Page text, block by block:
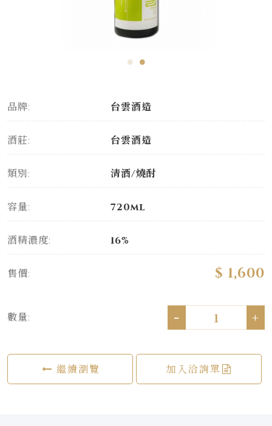
品牌: 台雲酒造
酒莊: 台雲酒造
類別: 清酒/燒酎
容量: 720ml
酒精濃度: 16%
售價: $ 1,600
數量: - +
繼續瀏覽 加入洽詢單